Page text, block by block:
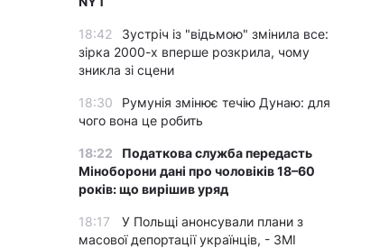
18:42
Зустріч із "відьмою" змінила все:
зірка 2000-х вперше розкрила, чому
зникла зі сцени
18:30
Румунія змінює течію Дунаю: для
чого вона це робить
18:22
Податкова служба передасть
Міноборони дані про чоловіків 18–60
років: що вирішив уряд
18:17
У Польщі анонсували плани з
масової депортації українців, - ЗМІ